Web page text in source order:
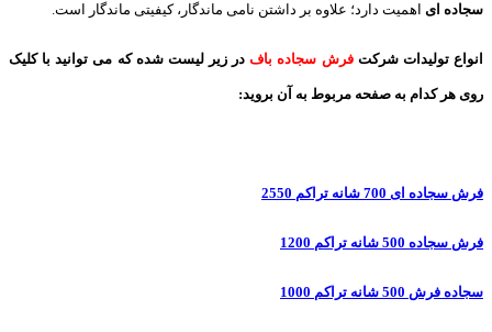
سجاده ای اهمیت دارد؛ علاوه بر داشتن نامی ماندگار، کیفیتی ماندگار است.
انواع تولیدات شرکتفرش سجاده بافدر زیر لیست شده که می توانید با کلیک
روی هر کدام به صفحه مربوط به آن بروید:
فرش سجاده ای 700 شانه تراکم 2550
فرش سجاده 500 شانه تراکم 1200
سجاده فرش 500 شانه تراکم 1000